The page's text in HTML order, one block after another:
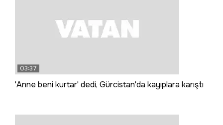
03:37
'Anne beni kurtar' dedi, Gürcistan'da kayıplara karıştı